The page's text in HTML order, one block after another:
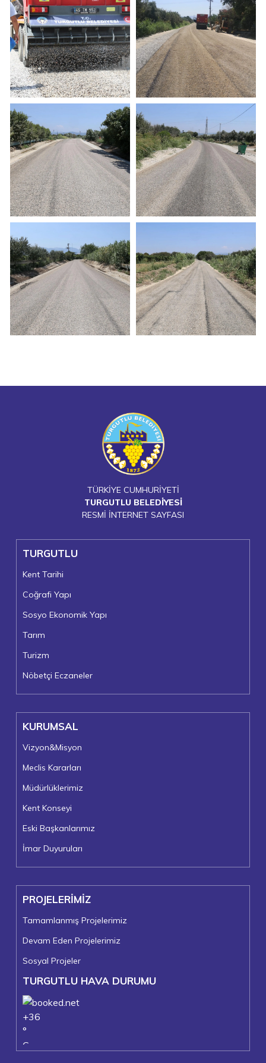
TÜRKİYE CUMHURİYETİ
TURGUTLU BELEDİYESİ
RESMİ İNTERNET SAYFASI
TURGUTLU
Kent Tarihi
Coğrafi Yapı
Sosyo Ekonomik Yapı
Tarım
Turizm
Nöbetçi Eczaneler
KURUMSAL
Vizyon&Misyon
Meclis Kararları
Müdürlüklerimiz
Kent Konseyi
Eski Başkanlarımız
İmar Duyuruları
PROJELERİMİZ
Tamamlanmış Projelerimiz
Devam Eden Projelerimiz
Sosyal Projeler
TURGUTLU HAVA DURUMU
+36
°
C